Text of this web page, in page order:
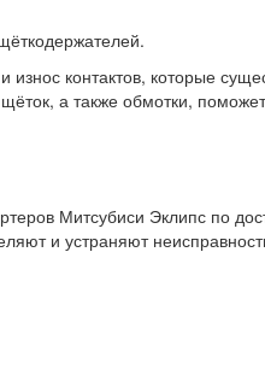
контактов, которые
а также обмотки,
Митсубиси Эклипс по
и устраняют